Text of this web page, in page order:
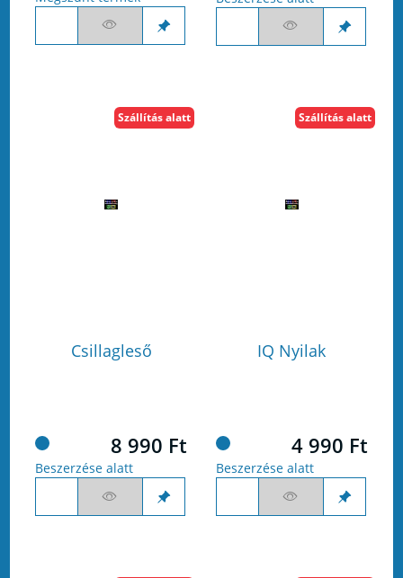
Csillagleső
Szállítás alatt
8 990 Ft
Beszerzése alatt
IQ Nyilak
Szállítás alatt
4 990 Ft
Beszerzése alatt